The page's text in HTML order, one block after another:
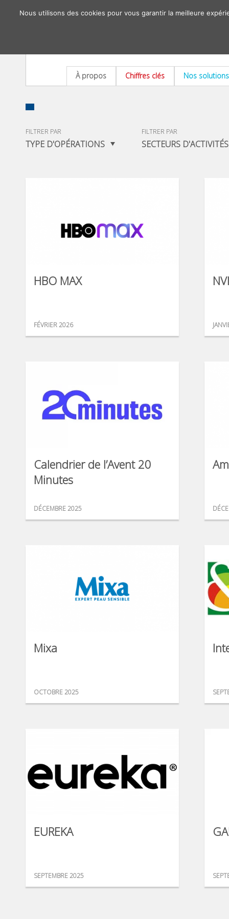
À propos Chiffres clés Nos solutions
FILTRER PAR
TYPE D'OPÉRATIONS
FILTRER PAR
SECTEURS D'ACTIVITÉS
HBO MAX
FÉVRIER 2026
Calendrier de l’Avent 20
Minutes
DÉCEMBRE 2025
Mixa
OCTOBRE 2025
EUREKA
SEPTEMBRE 2025
Nous utilisons des cookies pour vous garantir la meilleure